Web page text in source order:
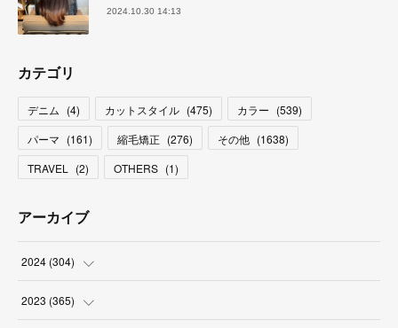
2024.10.30 14:13
カテゴリ
デニム (4) カットスタイル (475) カラー (539)
パーマ (161) 縮毛矯正 (276) その他 (1638)
TRAVEL
(2) OTHERS (1)
アーカイブ
2024 (304)
(3)
2023 (365)